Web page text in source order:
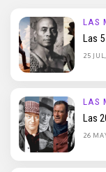
LAS
Las
25
LAS
Las
26